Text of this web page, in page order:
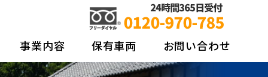
ットワーク 東日本クールライナー株
事業内容 保有車両 お問い合わせ